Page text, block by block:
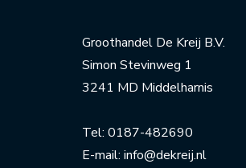
Groothandel De Kreij B.V.
Simon Stevinweg 1
3241 MD Middelharnis
Tel: 0187-482690
E-mail: info@dekreij.nl